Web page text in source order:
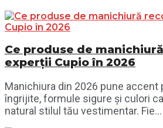
Ce produse de
experții Cupio în 2026
Manichiura din 2026 pune accent
îngrijite, formule sigure și culori
natural stilul tău vestimentar. Fie...